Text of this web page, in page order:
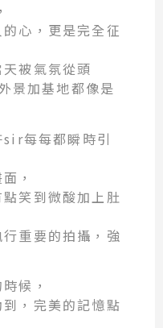
心，更是完全征
被氣氛從頭
景加基地都像是
每每都瞬時引
，
笑到微酸加上肚
重要的拍攝，強
候，
，完美的記憶點